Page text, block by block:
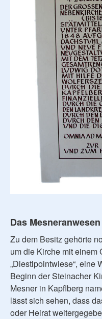
Das
Zu dem Besitz gehörte
um die Kirche mit einem
„Diestlpointwiese“, eine
Beginn der Steinacher
Mesner in Kapflberg
lässt sich sehen, dass
oder Heirat